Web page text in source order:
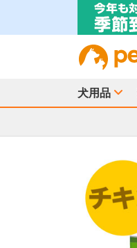
犬用品